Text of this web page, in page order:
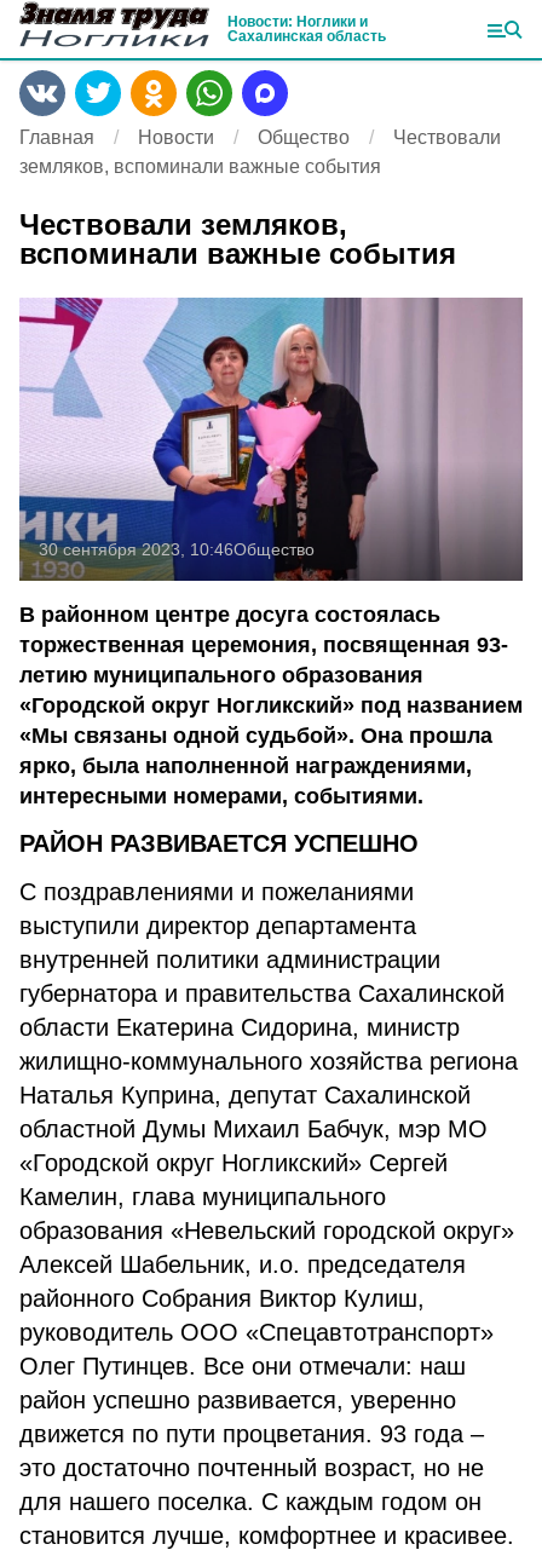
Новости: Ноглики и
Сахалинская область
Главная Новости Общество
Чествовали
земляков, вспоминали важные события
Чествовали земляков,
вспоминали важные события
30 сентября 2023, 10:46Общество
В районном центре досуга состоялась
торжественная церемония, посвященная 93-
летию муниципального образования
«Городской округ Ногликский» под названием
«Мы связаны одной судьбой». Она прошла
ярко, была наполненной награждениями,
интересными номерами, событиями.
РАЙОН РАЗВИВАЕТСЯ УСПЕШНО
С поздравлениями и пожеланиями
выступили директор департамента
внутренней политики администрации
губернатора и правительства Сахалинской
области Екатерина Сидорина, министр
жилищно-коммунального хозяйства региона
Наталья Куприна, депутат Сахалинской
областной Думы Михаил Бабчук, мэр МО
«Городской округ Ногликский» Сергей
Камелин, глава муниципального
образования «Невельский городской округ»
Алексей Шабельник, и.о. председателя
районного Собрания Виктор Кулиш,
руководитель ООО «Спецавтотранспорт»
Олег Путинцев. Все они отмечали: наш
район успешно развивается, уверенно
движется по пути процветания. 93 года –
это достаточно почтенный возраст, но не
для нашего поселка. С каждым годом он
становится лучше, комфортнее и красивее.